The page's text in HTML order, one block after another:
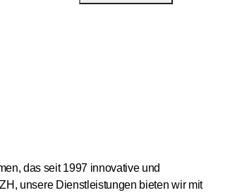
das seit 1997 innovative und
unsere Dienstleistungen bieten wir mit